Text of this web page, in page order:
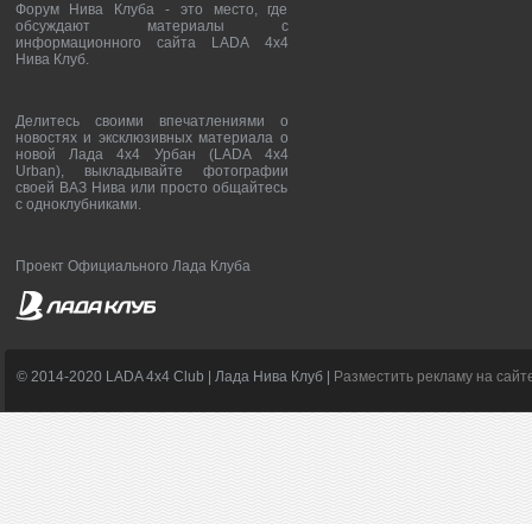
Форум Нива Клуба - это место, где
обсуждают материалы с
информационного сайта LADA 4x4
Нива Клуб.
Делитесь своими впечатлениями о
новостях и эксклюзивных материала о
новой Лада 4х4 Урбан (LADA 4x4
Urban), выкладывайте фотографии
своей ВАЗ Нива или просто общайтесь
с одноклубниками.
Проект Официального Лада Клуба
© 2014-2020 LADA 4x4 Club | Лада Нива Клуб | Разместить рекламу на